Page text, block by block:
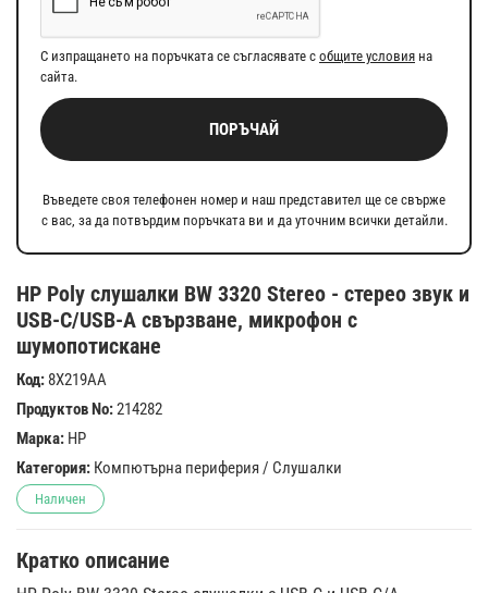
HP Poly слушалки BW 3320 Stereo - стерео звук и
USB-C/USB-A свързване, микрофон с
шумопотискане
Код: 8X219AA
Продуктов No:214282
Марка: HP
Категория: Компютърна периферия/ Слушалки
Наличен
Кратко описание
С изпращането на поръчката се съгласявате с общите условия на
сайта.
ПОРЪЧАЙ
Въведете своя телефонен номер и наш представител ще се свърже
с вас, за да потвърдим поръчката ви и да уточним всички детайли.